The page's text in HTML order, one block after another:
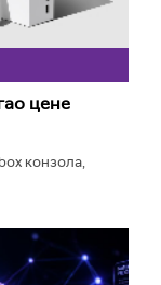
цене
конзола,